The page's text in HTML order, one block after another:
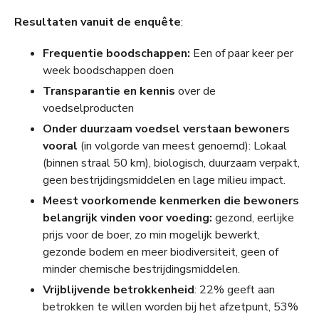
Resultaten vanuit de enquête:
Frequentie boodschappen: Een of paar keer per
week boodschappen doen
Transparantie en kennis over de
voedselproducten
Onder duurzaam voedsel verstaan bewoners
vooral (in volgorde van meest genoemd): Lokaal
(binnen straal 50 km), biologisch, duurzaam verpakt,
geen bestrijdingsmiddelen en lage milieu impact.
Meest voorkomende kenmerken die bewoners
belangrijk vinden voor voeding: gezond, eerlijke
prijs voor de boer, zo min mogelijk bewerkt,
gezonde bodem en meer biodiversiteit, geen of
minder chemische bestrijdingsmiddelen.
Vrijblijvende betrokkenheid: 22% geeft aan
betrokken te willen worden bij het afzetpunt, 53%